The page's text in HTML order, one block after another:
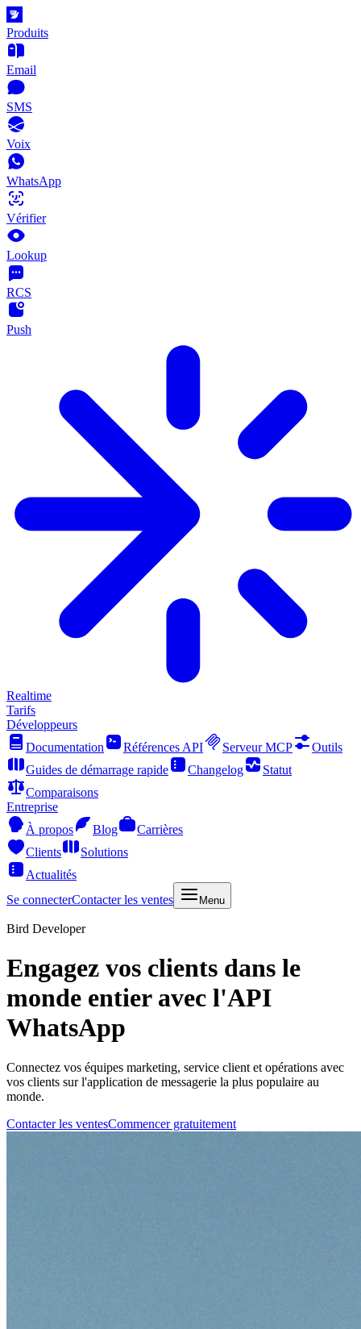
Produits
Email
SMS
Voix
WhatsApp
Vérifier
Lookup
RCS
Push
Realtime
Tarifs
Développeurs
Documentation
Références API Serveur MCP
Outils
Guides de démarrage rapide
Changelog
Statut
Comparaisons
Entreprise
À propos
Blog
Carrières
Clients
Solutions
Actualités
Se connecterContacter les ventes Menu
Bird Developer
Engagez vos clients dans le
monde entier avec l'API
WhatsApp
Connectez vos équipes marketing, service client et opérations avec
vos clients sur l'application de messagerie la plus populaire au
monde.
Contacter les ventesCommencer gratuitement